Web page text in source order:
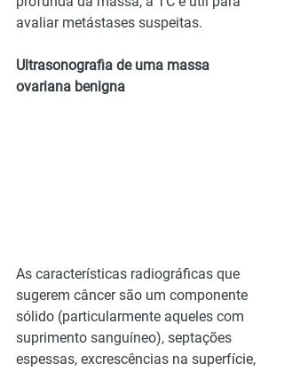
avaliar metástases suspeitas.
Ultrasonografia de uma massa
ovariana benigna
As características radiográficas que
sugerem câncer são um componente
sólido (particularmente aqueles com
suprimento sanguíneo), septações
espessas, excrescências na superfície,